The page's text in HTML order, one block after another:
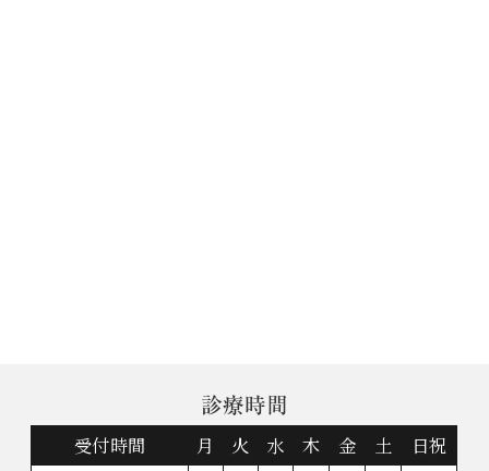
診療時間
受付時間 月 火 水 木 金 土 日祝